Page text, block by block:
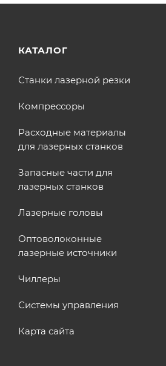
КАТАЛОГ
Станки лазерной резки
Компрессоры
Расходные материалы
для лазерных станков
Запасные части для
лазерных станков
Лазерные головы
Оптоволоконные
лазерные источники
Чиллеры
Системы управления
Карта сайта